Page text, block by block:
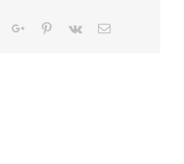
TumblrGoogle+Pinterest
Vk Email